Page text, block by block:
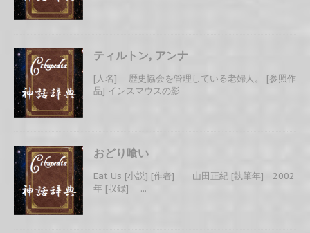
ティルトン, アンナ
[人名] 歴史協会を管理している老婦人。 [参照作
品] インスマウスの影
おどり喰い
Eat Us [小説] [作者] 山田正紀 [執筆年] 2002
年 [収録] ...